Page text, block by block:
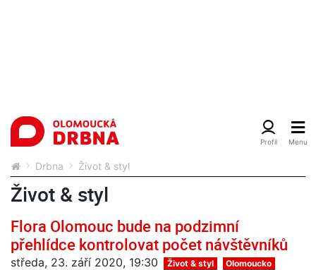
Drbna Život & styl
Život & styl
Flora Olomouc bude na podzimní
přehlídce kontrolovat počet návštěvníků
středa, 23. září 2020, 19:30 Život & styl Olomoucko